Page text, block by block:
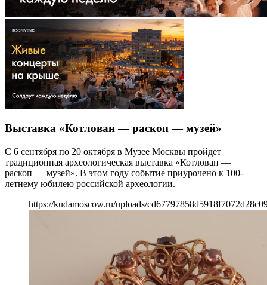
Выставка «Котлован — раскоп — музей»
С 6 сентября по 20 октября в Музее Москвы пройдет
традиционная археологическая выставка «Котлован —
раскоп — музей». В этом году событие приурочено к 100-
летнему юбилею российской археологии.
https://kudamoscow.ru/uploads/